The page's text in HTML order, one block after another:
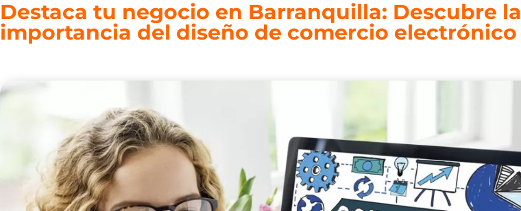
Destaca tu negocio en Barranquilla: Descubre la
importancia del diseño de comercio electrónico